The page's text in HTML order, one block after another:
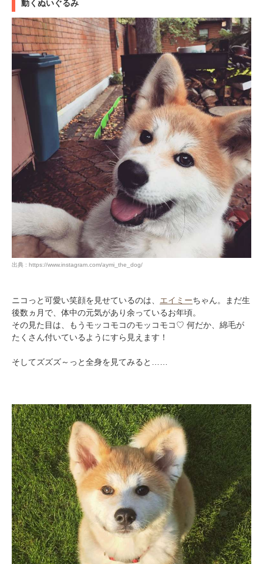
動くぬいぐるみ
出典 : https://www.instagram.com/aymi_the_dog/
ニコっと可愛い笑顔を見せているのは、 エイミーちゃん。まだ生
後数ヵ月で、体中の元気があり余っているお年頃。
その見た目は、もうモッコモコのモッコモコ♡ 何だか、綿毛が
たくさん付いているようにすら見えます！
そしてズズズ～っと全身を見てみると……